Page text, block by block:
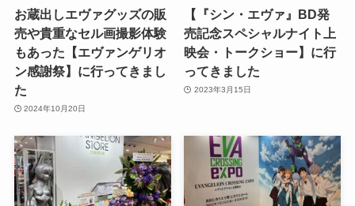
お蔵出しエヴァグッズの販
売や貴重なセル画撮影体験
もあった【エヴァンゲリオ
ン感謝祭】に行ってきまし
た
2024年10月20日
【『シン・エヴァ』BD発
売記念スペシャルナイト上
映会・トークショー】に行
ってきました
2023年3月15日